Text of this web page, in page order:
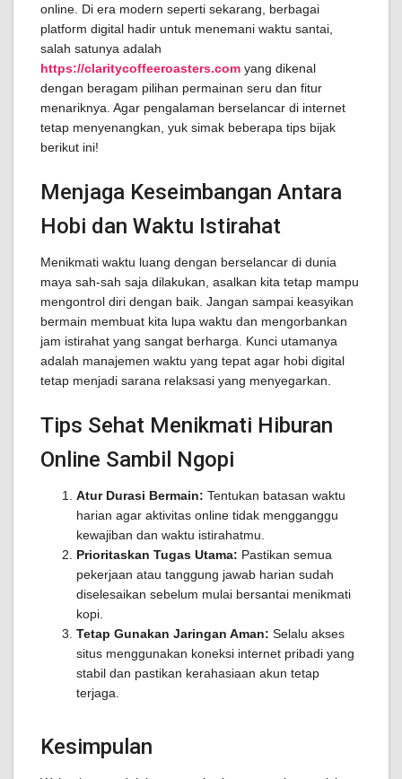
online. Di era modern seperti sekarang, berbagai
platform digital hadir untuk menemani waktu santai,
salah satunya adalah
https://claritycoffeeroasters.com yang dikenal
dengan beragam pilihan permainan seru dan fitur
menariknya. Agar pengalaman berselancar di internet
tetap menyenangkan, yuk simak beberapa tips bijak
berikut ini!
Menjaga Keseimbangan Antara
Hobi dan Waktu Istirahat
Menikmati waktu luang dengan berselancar di dunia
maya sah-sah saja dilakukan, asalkan kita tetap mampu
mengontrol diri dengan baik. Jangan sampai keasyikan
bermain membuat kita lupa waktu dan mengorbankan
jam istirahat yang sangat berharga. Kunci utamanya
adalah manajemen waktu yang tepat agar hobi digital
tetap menjadi sarana relaksasi yang menyegarkan.
Tips Sehat Menikmati Hiburan
Online Sambil Ngopi
Atur Durasi Bermain: Tentukan batasan waktu
harian agar aktivitas online tidak mengganggu
kewajiban dan waktu istirahatmu.
Prioritaskan Tugas Utama: Pastikan semua
pekerjaan atau tanggung jawab harian sudah
diselesaikan sebelum mulai bersantai menikmati
kopi.
Tetap Gunakan Jaringan Aman: Selalu akses
situs menggunakan koneksi internet pribadi yang
stabil dan pastikan kerahasiaan akun tetap
terjaga.
Kesimpulan